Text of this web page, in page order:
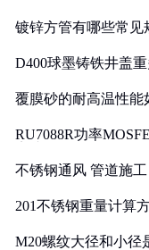
镀锌方管有哪些常见
D400球墨铸铁井盖
覆膜砂的耐高温性能
RU7088R功率
不锈钢通风 管道施工
201不锈钢重量计算
M20螺纹大径和小径